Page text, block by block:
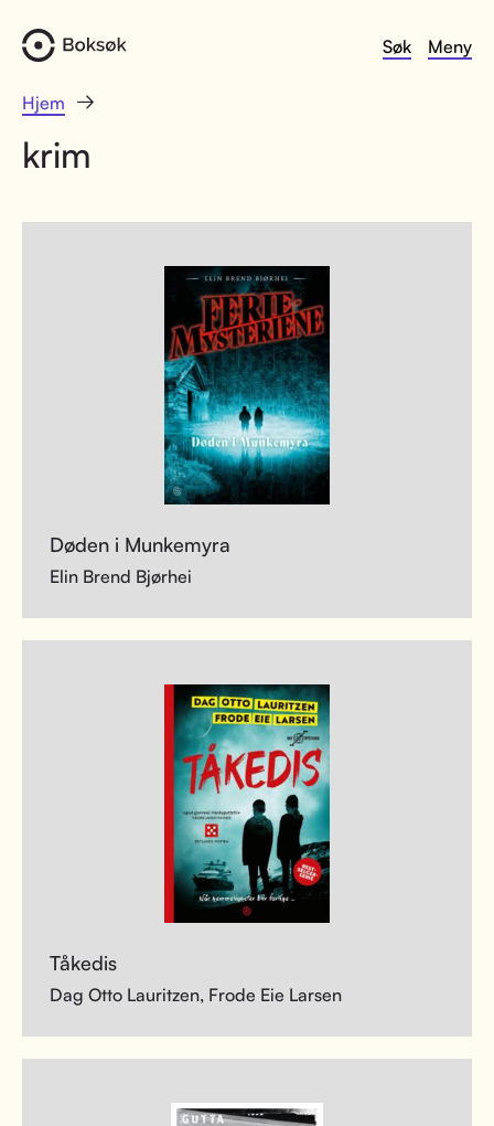
Søk Meny
Hjem
krim
Døden i Munkemyra
Elin Brend Bjørhei
Tåkedis
Dag Otto Lauritzen, Frode Eie Larsen